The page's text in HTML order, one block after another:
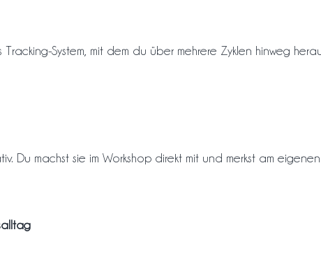
System, mit dem du über mehrere Zyklen hinweg
Du machst sie im Workshop direkt mit und merkst am